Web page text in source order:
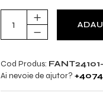
Cod Produs:
Ai nevoie de ajutor?